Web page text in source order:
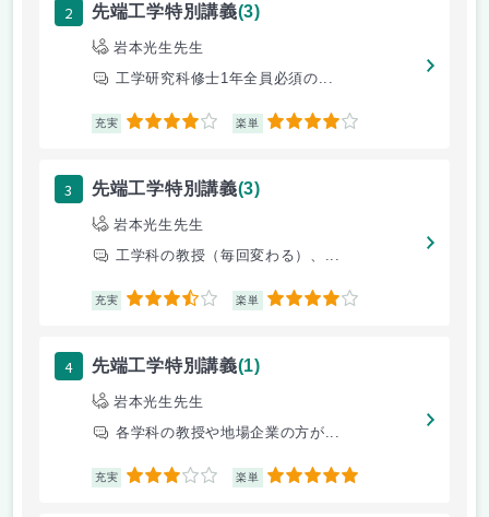
2 先端工学特別講義(3)
岩本光生先生
工学研究科修士1年全員必須の...
充実 4 楽単 4
3 先端工学特別講義(3)
岩本光生先生
工学科の教授（毎回変わる）、...
充実 3.5 楽単 4
4 先端工学特別講義(1)
岩本光生先生
各学科の教授や地場企業の方が...
充実 3 楽単 5